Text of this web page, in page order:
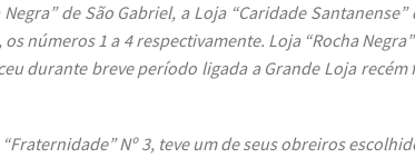
de São Gabriel, a Loja “Caridade
números 1 a 4 respectivamente. Loja “Rocha
durante breve período ligada a Grande Loja
Nº 3, teve um de seus obreiros